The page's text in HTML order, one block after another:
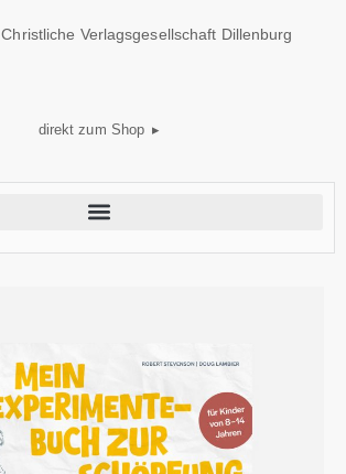
Christliche Verlagsgesellschaft Dillenburg
direkt zum Shop ▸